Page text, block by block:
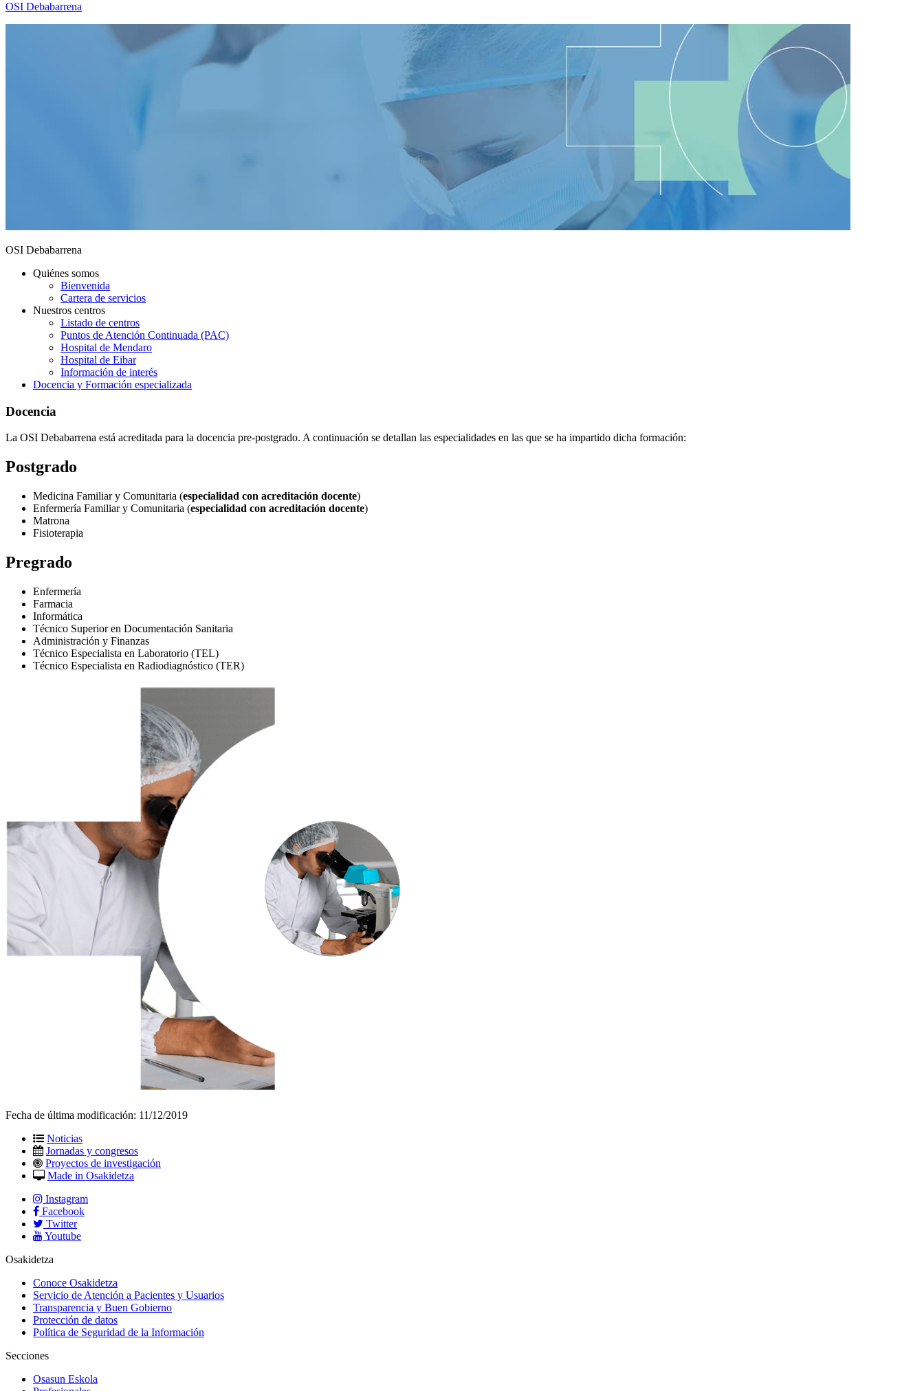
OSI Debabarrena
OSI Debabarrena
Quiénes somos
Bienvenida
Cartera de servicios
Nuestros centros
Listado de centros
Puntos de Atención Continuada (PAC)
Hospital de Mendaro
Hospital de Eibar
Información de interés
Docencia y Formación especializada
Docencia
La OSI Debabarrena está acreditada para la docencia pre-postgrado. A continuación se detallan las especialidades en las que se ha impartido dicha formación:
Postgrado
Medicina Familiar y Comunitaria (especialidad con acreditación docente)
Enfermería Familiar y Comunitaria (especialidad con acreditación docente)
Matrona
Fisioterapia
Pregrado
Enfermería
Farmacia
Informática
Técnico Superior en Documentación Sanitaria
Administración y Finanzas
Técnico Especialista en Laboratorio (TEL)
Técnico Especialista en Radiodiagnóstico (TER)
Fecha de última modificación: 11/12/2019
Noticias
Jornadas y congresos
Proyectos de investigación
Made in Osakidetza
Instagram
Facebook
Twitter
Youtube
Osakidetza
Conoce Osakidetza
Servicio de Atención a Pacientes y Usuarios
Transparencia y Buen Gobierno
Protección de datos
Política de Seguridad de la Información
Secciones
Osasun Eskola